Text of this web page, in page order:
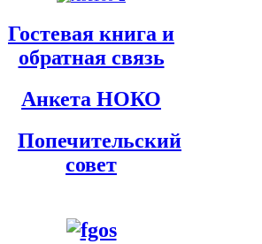
Гостевая книга и
обратная связь
Анкета НОКО
Попечительский
совет